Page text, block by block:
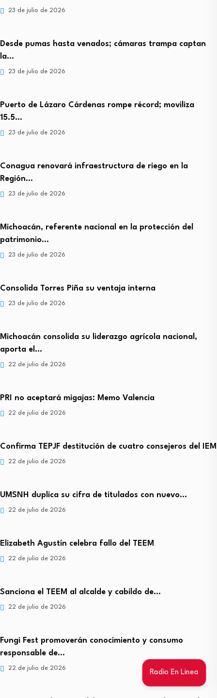
Radio En Linea
23 de julio de 2026
Desde pumas hasta venados; cámaras trampa captan
la…
23 de julio de 2026
Puerto de Lázaro Cárdenas rompe récord; moviliza
15.5…
23 de julio de 2026
Conagua renovará infraestructura de riego en la
Región…
23 de julio de 2026
Michoacán, referente nacional en la protección del
patrimonio…
23 de julio de 2026
Consolida Torres Piña su ventaja interna
23 de julio de 2026
Michoacán consolida su liderazgo agrícola nacional,
aporta el…
22 de julio de 2026
PRI no aceptará migajas: Memo Valencia
22 de julio de 2026
Confirma TEPJF destitución de cuatro consejeros del IEM
22 de julio de 2026
UMSNH duplica su cifra de titulados con nuevo…
22 de julio de 2026
Elizabeth Agustín celebra fallo del TEEM
22 de julio de 2026
Sanciona el TEEM al alcalde y cabildo de…
22 de julio de 2026
Fungi Fest promoverán conocimiento y consumo
responsable de…
22 de julio de 2026